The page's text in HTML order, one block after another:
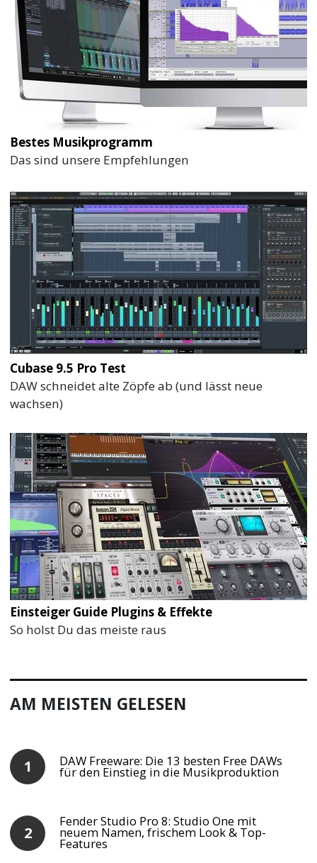
Bestes Musikprogramm
Das sind unsere Empfehlungen
Cubase 9.5 Pro Test
DAW schneidet alte Zöpfe ab (und lässt neue
wachsen)
Einsteiger Guide Plugins & Effekte
So holst Du das meiste raus
AM MEISTEN GELESEN
DAW Freeware: Die 13 besten Free DAWs
für den Einstieg in die Musikproduktion
Fender Studio Pro 8: Studio One mit
neuem Namen, frischem Look & Top-
Features